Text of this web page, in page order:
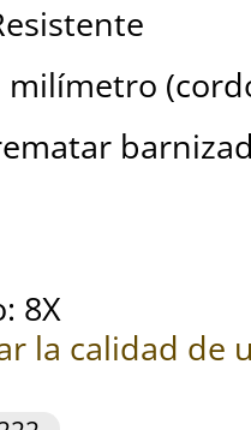
milímetro
8X
la calidad de